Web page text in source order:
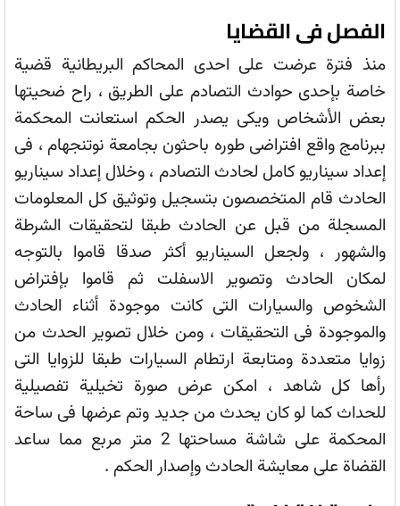
الفصل فى القضايا
منذ فترة عرضت على احدى المحاكم البريطانية قضية
خاصة بإحدى حوادث التصادم على الطريق ، راح ضحيتها
بعض الأشخاص ويكى يصدر الحكم استعانت المحكمة
ببرنامج واقع افتراضى طوره باحثون بجامعة نوتنجهام ، فى
إعداد سيناريو كامل لحادث التصادم ، وخلال إعداد سيناريو
الحادث قام المتخصصون بتسجيل وتوثيق كل المعلومات
المسجلة من قبل عن الحادث طبقا لتحقيقات الشرطة
والشهور ، ولجعل السيناريو أكثر صدقا قاموا بالتوجه
لمكان الحادث وتصوير الاسفلت ثم قاموا بإفتراض
الشخوص والسيارات التى كانت موجودة أثناء الحادث
والموجودة فى التحقيقات ، ومن خلال تصوير الحدث من
زوايا متعددة ومتابعة ارتطام السيارات طبقا للزوايا التى
رأها كل شاهد ، امكن عرض صورة تخيلية تفصيلية
للحداث كما لو كان يحدث من جديد وتم عرضها فى ساحة
المحكمة على شاشة مساحتها 2 متر مربع مما ساعد
القضاة على معايشة الحادث وإصدار الحكم .